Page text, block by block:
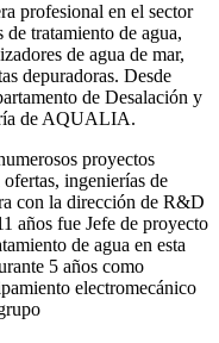
profesional en el sector
tratamiento de agua,
de agua de mar,
depuradoras. Desde
de Desalación y
de AQUALIA.
proyectos
ingenierías de
con la dirección de R&D
años fue Jefe de proyecto
de agua en esta
5 años como
electromecánico